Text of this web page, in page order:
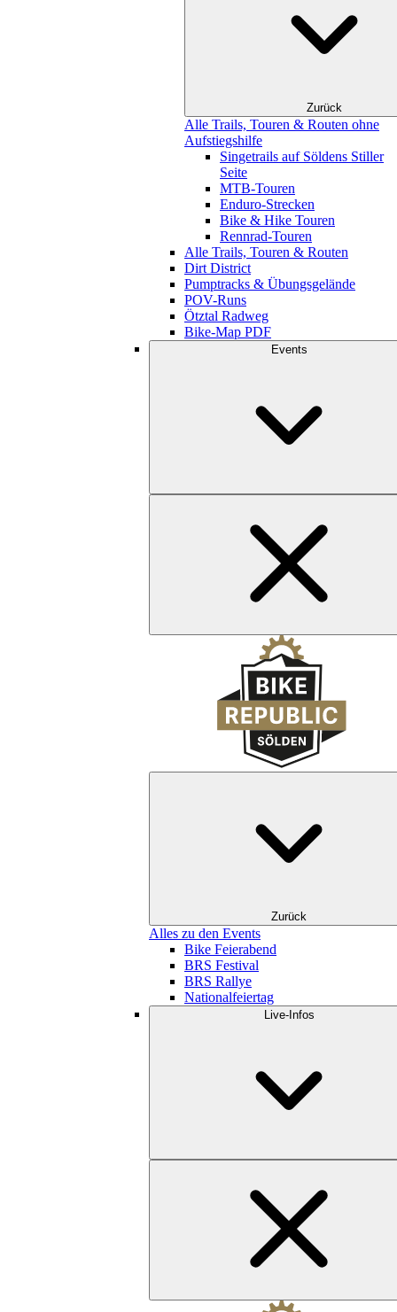
Zurück
Alle Trails, Touren & Routen ohne
Aufstiegshilfe
Singetrails auf Söldens Stiller
Seite
MTB-Touren
Enduro-Strecken
Bike & Hike Touren
Rennrad-Touren
Alle Trails, Touren & Routen
Dirt District
Pumptracks & Übungsgelände
POV-Runs
Ötztal Radweg
Bike-Map PDF
Events
Zurück
Alles zu den Events
Bike Feierabend
BRS Festival
BRS Rallye
Nationalfeiertag
Live-Infos